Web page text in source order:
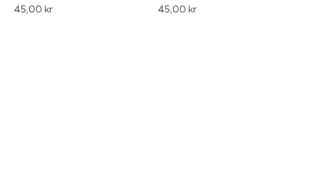
45,00 kr
45,00 kr